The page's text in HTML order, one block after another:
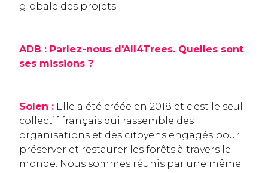
globale des projets.
ADB : Parlez-nous d'All4Trees. Quelles sont
ses missions ?
Solen : Elle a été créée en 2018 et c'est le seul
collectif français qui rassemble des
organisations et des citoyens engagés pour
préserver et restaurer les forêts à travers le
monde. Nous sommes réunis par une même